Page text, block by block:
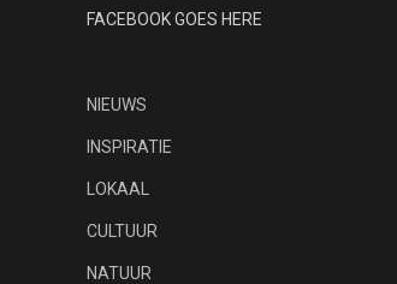
FACEBOOK GOES HERE
NIEUWS
INSPIRATIE
LOKAAL
CULTUUR
NATUUR